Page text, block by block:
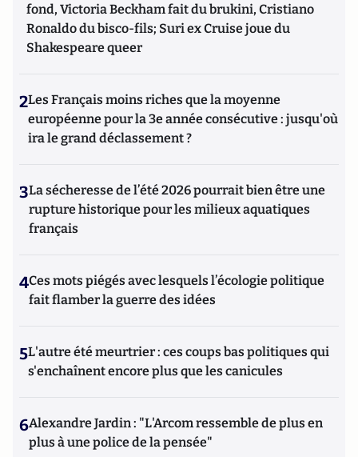
fond, Victoria Beckham fait du brukini, Cristiano
Ronaldo du bisco-fils; Suri ex Cruise joue du
Shakespeare queer
2Les Français moins riches que la moyenne
européenne pour la 3e année consécutive : jusqu'où
ira le grand déclassement ?
3La sécheresse de l’été 2026 pourrait bien être une
rupture historique pour les milieux aquatiques
français
4Ces mots piégés avec lesquels l’écologie politique
fait flamber la guerre des idées
5L'autre été meurtrier : ces coups bas politiques qui
s'enchaînent encore plus que les canicules
6Alexandre Jardin : "L'Arcom ressemble de plus en
plus à une police de la pensée"